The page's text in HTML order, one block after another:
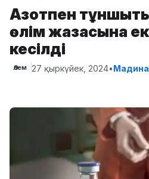
Азотпен
өлім жазасына
кесілді
Әлем 27 қыркүйек, 2024•Мадина